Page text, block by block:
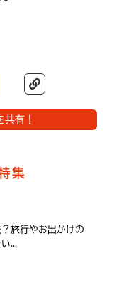
有！
集
旅行やお出かけの
...